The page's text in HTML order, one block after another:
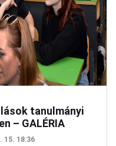
tanulmányi
– GALÉRIA
15. 18:36